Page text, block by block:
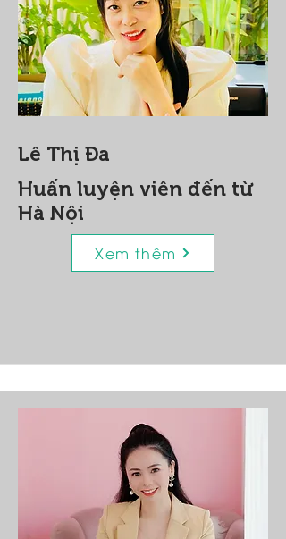
Lê Thị Đa
Huấn luyện viên đến từ
Hà Nội
Xem thêm